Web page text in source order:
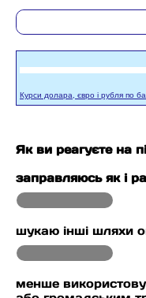
Курси долара, євро і рубля по
Як ви реагуєте на
заправляюсь як і
шукаю інші шляхи
менше